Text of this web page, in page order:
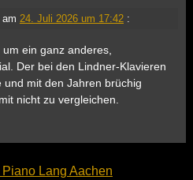
24. Juli 2026 um 17:42 :
ein ganz anderes,
Der bei den Lindner-Klavieren
mit den Jahren brüchig
nicht zu vergleichen.
Lang Aachen